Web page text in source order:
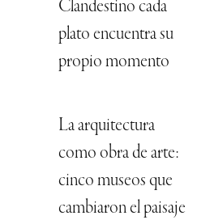
Clandestino cada
plato encuentra su
propio momento
La arquitectura
como obra de arte:
cinco museos que
cambiaron el paisaje